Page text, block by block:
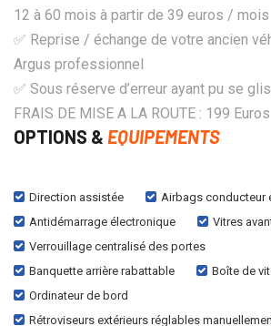
12 à 60 mois à partir de 39 euros / mois
✅ Reprise / échange de votre ancien
Argus professionnel
✅ Sous réserve d’erreur ayant pu se
FRAIS DE MISE A LA ROUTE : 199 Euros
OPTIONS & EQUIPEMENTS
Direction assistée
Airbags conducteur
Antidémarrage électronique
Vitres
Verrouillage centralisé des portes
Banquette arrière rabattable
Boîte de
Ordinateur de bord
Rétroviseurs extérieurs réglables